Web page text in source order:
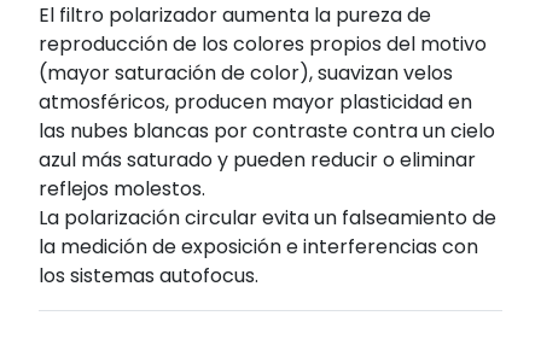
El filtro polarizador aumenta la pureza de
reproducción de los colores propios del motivo
(mayor saturación de color), suavizan velos
atmosféricos, producen mayor plasticidad en
las nubes blancas por contraste contra un cielo
azul más saturado y pueden reducir o eliminar
reflejos molestos.
La polarización circular evita un falseamiento de
la medición de exposición e interferencias con
los sistemas autofocus.